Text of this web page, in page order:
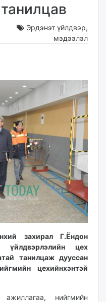
Эрдэнэт үйлдвэр,
мэдээлэл
захирал Г.Ёндон
цех
танилцаж дууссан
цехийнхэнтэй
нийгмийн